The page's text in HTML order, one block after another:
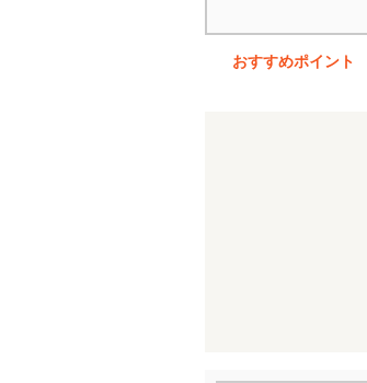
おすすめポイント